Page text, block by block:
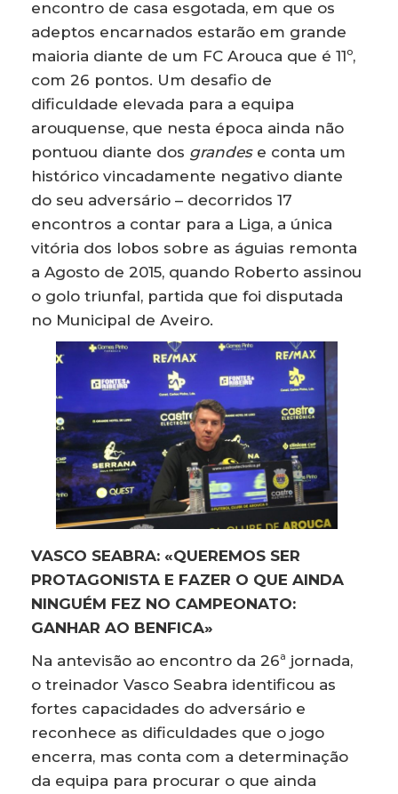
encontro de casa esgotada, em que os
adeptos encarnados estarão em grande
maioria diante de um FC Arouca que é 11º,
com 26 pontos. Um desafio de
dificuldade elevada para a equipa
arouquense, que nesta época ainda não
pontuou diante dos grandese conta um
histórico vincadamente negativo diante
do seu adversário – decorridos 17
encontros a contar para a Liga, a única
vitória dos lobos sobre as águias remonta
a Agosto de 2015, quando Roberto assinou
o golo triunfal, partida que foi disputada
no Municipal de Aveiro.
VASCO SEABRA: «QUEREMOS SER
PROTAGONISTA E FAZER O QUE AINDA
NINGUÉM FEZ NO CAMPEONATO:
GANHAR AO BENFICA»
Na antevisão ao encontro da 26ª jornada,
o treinador Vasco Seabra identificou as
fortes capacidades do adversário e
reconhece as dificuldades que o jogo
encerra, mas conta com a determinação
da equipa para procurar o que ainda